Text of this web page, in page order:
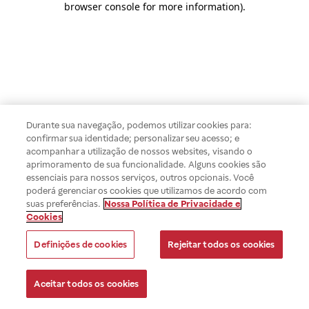
browser console for more information).
Durante sua navegação, podemos utilizar cookies para:
confirmar sua identidade; personalizar seu acesso; e
acompanhar a utilização de nossos websites, visando o
aprimoramento de sua funcionalidade. Alguns cookies são
essenciais para nossos serviços, outros opcionais. Você
poderá gerenciar os cookies que utilizamos de acordo com
suas preferências. Nossa Política de Privacidade e
Cookies
Definições de cookies Rejeitar todos os cookies
Aceitar todos os cookies